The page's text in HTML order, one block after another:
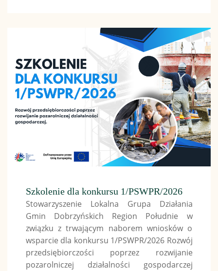
Szkolenie dla konkursu 1/PSWPR/2026
Stowarzyszenie Lokalna Grupa Działania
Gmin Dobrzyńskich Region Południe w
związku z trwającym naborem wniosków o
wsparcie dla konkursu 1/PSWPR/2026 Rozwój
przedsiębiorczości poprzez rozwijanie
pozarolniczej działalności gospodarczej